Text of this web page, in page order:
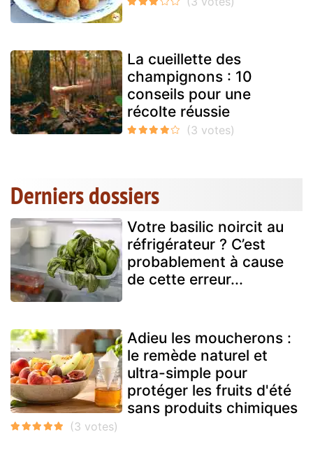
La cueillette des
champignons : 10
conseils pour une
récolte réussie
Derniers dossiers
Votre basilic noircit au
réfrigérateur ? C’est
probablement à cause
de cette erreur...
Adieu les moucherons :
le remède naturel et
ultra-simple pour
protéger les fruits d'été
sans produits chimiques